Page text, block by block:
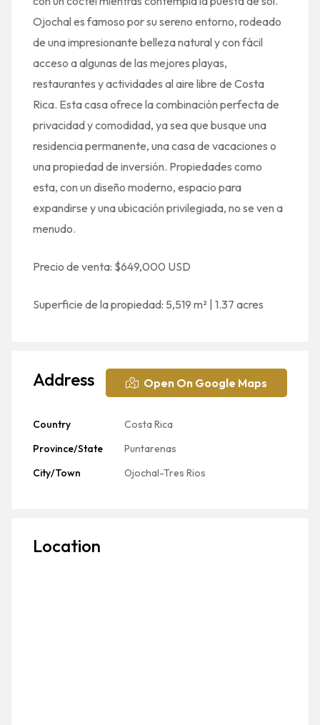
Ojochal es famoso por su sereno entorno, rodeado
de una impresionante belleza natural y con fácil
acceso a algunas de las mejores playas,
restaurantes y actividades al aire libre de Costa
Rica. Esta casa ofrece la combinación perfecta de
privacidad y comodidad, ya sea que busque una
residencia permanente, una casa de vacaciones o
una propiedad de inversión. Propiedades como
esta, con un diseño moderno, espacio para
expandirse y una ubicación privilegiada, no se ven a
menudo.
Precio de venta: $649,000 USD
Superficie de la propiedad: 5,519 m² | 1.37 acres
Address Open On Google Maps
Country
Costa Rica
Province/State
Puntarenas
City/Town
Ojochal-Tres Rios
Location